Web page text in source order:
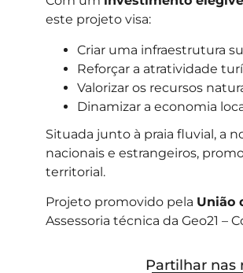
este projeto visa:
Criar uma infraestrutura
Reforçar a atratividade
Valorizar os recursos
Dinamizar a economia
Situada junto à praia fluvial, a
nacionais e estrangeiros,
territorial.
Projeto promovido pela União
Assessoria técnica da Geo21 –
Partilhar nas